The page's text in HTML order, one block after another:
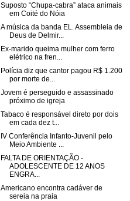
Suposto “Chupa-cabra” ataca animais
em Coité do Nóia
A música da banda EL. Assembleia de
Deus de Delmir...
Ex-marido queima mulher com ferro
elétrico na fren...
Polícia diz que cantor pagou R$ 1.200
por morte de...
Jovem é perseguido e assassinado
próximo de igreja
Tabaco é responsável direto por dois
em cada dez t...
IV Conferência Infanto-Juvenil pelo
Meio Ambiente ...
FALTA DE ORIENTAÇÃO -
ADOLESCENTE DE 12 ANOS
ENGRA...
Americano encontra cadáver de
sereia na praia